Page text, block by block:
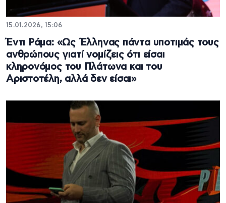
15.01.2026, 15:06
Έντι Ράμα: «Ως Έλληνας πάντα υποτιμάς τους
ανθρώπους γιατί νομίζεις ότι είσαι
κληρονόμος του Πλάτωνα και του
Αριστοτέλη, αλλά δεν είσαι»